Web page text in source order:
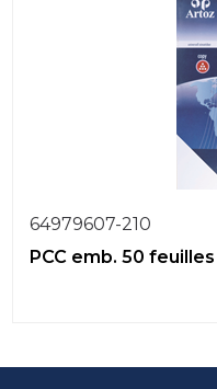
64979607-210
PCC emb. 50